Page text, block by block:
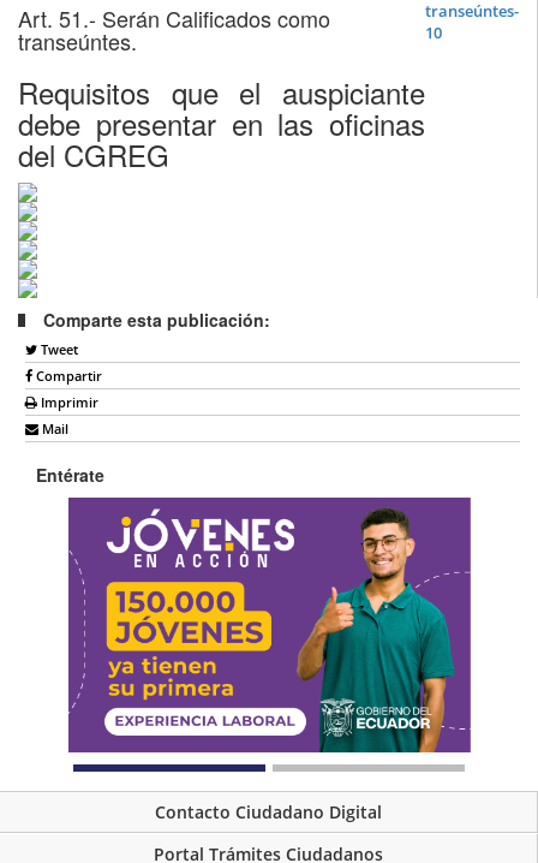
Art. 51.- Serán Calificados como
transeúntes.
Requisitos que el auspiciante
debe presentar en las oficinas
del CGREG
Comparte esta publicación:
Tweet
Compartir
Imprimir
Mail
Entérate
Contacto Ciudadano Digital
Portal Trámites Ciudadanos